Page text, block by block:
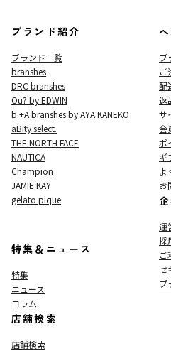
ブランド紹介
ブランド一覧
branshes
DRC branshes
Ou? by EDWIN
b.+A branshes by AYA KANEKO
aBity select.
THE NORTH FACE
NAUTICA
Champion
JAMIE KAY
gelato pique
特集＆ニュース
特集
ニュース
コラム
店舗検索
店舗検索
ブ
ご
配
返
サ
会
ポ
ギ
よ
お
運
採
ご
セ
プ